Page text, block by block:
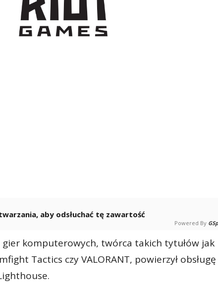
aby odsłuchać tę zawartość
Powered By
gier komputerowych, twórca takich tytułów jak
Tactics czy VALORANT, powierzył obsługę